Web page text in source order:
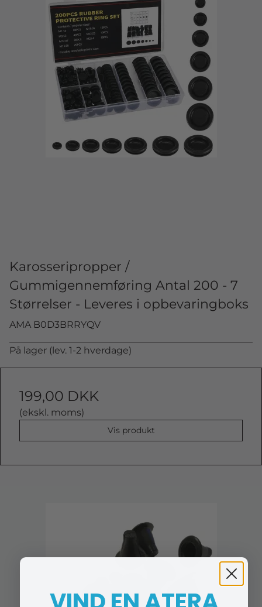
Karosseripropper /
Gummigennemføring Antal 200 - 7
Størrelser - Leveres i opbevaringboks
AMA B0D3BRRYQV
På lager (lev. 1-2 hverdage)
199,00 DKK
(ekskl. moms)
Vis produkt